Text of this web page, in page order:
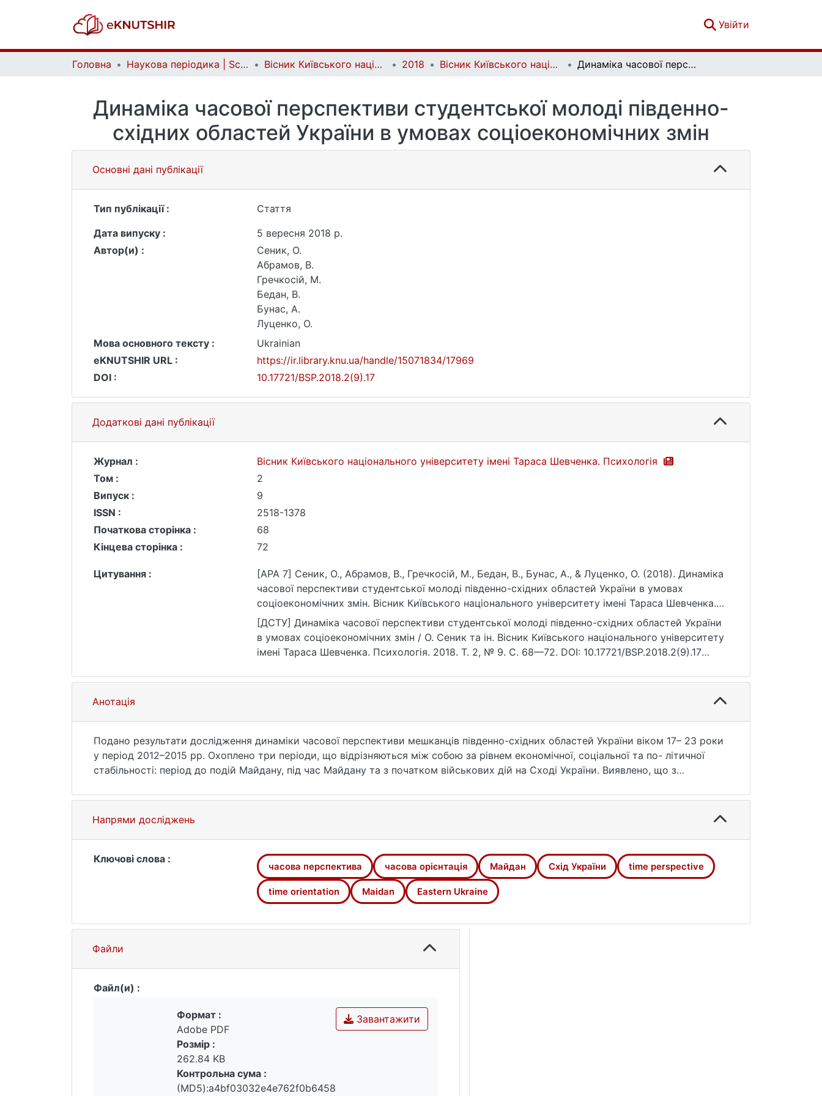
Увійти
Головна Наукова періодика | Scientific periodicals Вісник Київського національного університету імені Тараса Шевченка. Психологія | Bulletin of Taras Shevchenko National University of Kyiv. Psychology 2018 Вісник Київського національного університету імені Тараса Шевченка. Психологія. Вип. 2 (9) Динаміка часової перспективи студентської молоді південно-східних областей України в умовах соціоекономічних змін
Динаміка часової перспективи студентської молоді південно-
східних областей України в умовах соціоекономічних змін
Основні дані публікації
Тип публікації :
Стаття
Дата випуску :
5 вересня 2018 р.
Автор(и) :
Сеник, О.
Абрамов, В.
Гречкосій, М.
Бедан, В.
Бунас, А.
Луценко, О.
Мова основного тексту :
Ukrainian
eKNUTSHIR URL :
https://ir.library.knu.ua/handle/15071834/17969
DOI :
10.17721/BSP.2018.2(9).17
Додаткові дані публікації
Журнал :
Вісник Київського національного університету імені Тараса Шевченка. Психологія
Том :
2
Випуск :
9
ISSN :
2518-1378
Початкова сторінка :
68
Кінцева сторінка :
72
Цитування :
[APA 7] Сеник, О., Абрамов, В., Гречкосій, М., Бедан, В., Бунас, А., & Луценко, О. (2018). Динаміка
часової перспективи студентської молоді південно-східних областей України в умовах
соціоекономічних змін. Вісник Київського національного університету імені Тараса Шевченка.
Психологія, 2(9), 68–72. https://doi.org/10.17721/BSP.2018.2(9).17
[ДСТУ] Динаміка часової перспективи студентської молоді південно-східних областей України
в умовах соціоекономічних змін / О. Сеник та ін. Вісник Київського національного університету
імені Тараса Шевченка. Психологія. 2018. Т. 2, № 9. С. 68—72. DOI: 10.17721/BSP.2018.2(9).17
Анотація
Подано результати дослідження динаміки часової перспективи мешканців південно-східних областей України віком 17– 23 роки
у період 2012–2015 рр. Охоплено три періоди, що відрізняються між собою за рівнем економічної, соціальної та по- літичної
стабільності: період до подій Майдану, під час Майдану та з початком військових дій на Сході України. Виявлено, що з
орієнтацій на негативне минуле і фаталістичне теперішнє.
Напрями досліджень
Ключові слова :
часова перспектива часова орієнтація Майдан Схід України time perspective
time orientation Maidan Eastern Ukraine
Файли
Файл(и) :
Завантажити
Формат :
Adobe PDF
Розмір :
262.84 KB
Контрольна сума :
(MD5):a4bf03032e4e762f0b6458